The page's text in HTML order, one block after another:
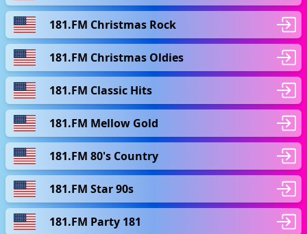
181.FM Christmas Rock
181.FM Christmas Oldies
181.FM Classic Hits
181.FM Mellow Gold
181.FM 80's Country
181.FM Star 90s
181.FM Party 181